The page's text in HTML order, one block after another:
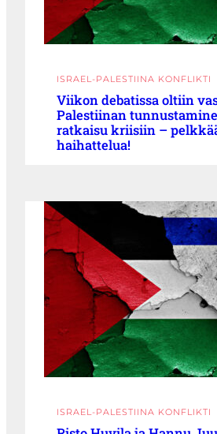
ISRAEL-PALESTIINA KONFLIKTI
Viikon debatissa oltiin
Palestiinan
ratkaisu kriisiin –
haihattelua!
ISRAEL-PALESTIINA KONFLIKTI